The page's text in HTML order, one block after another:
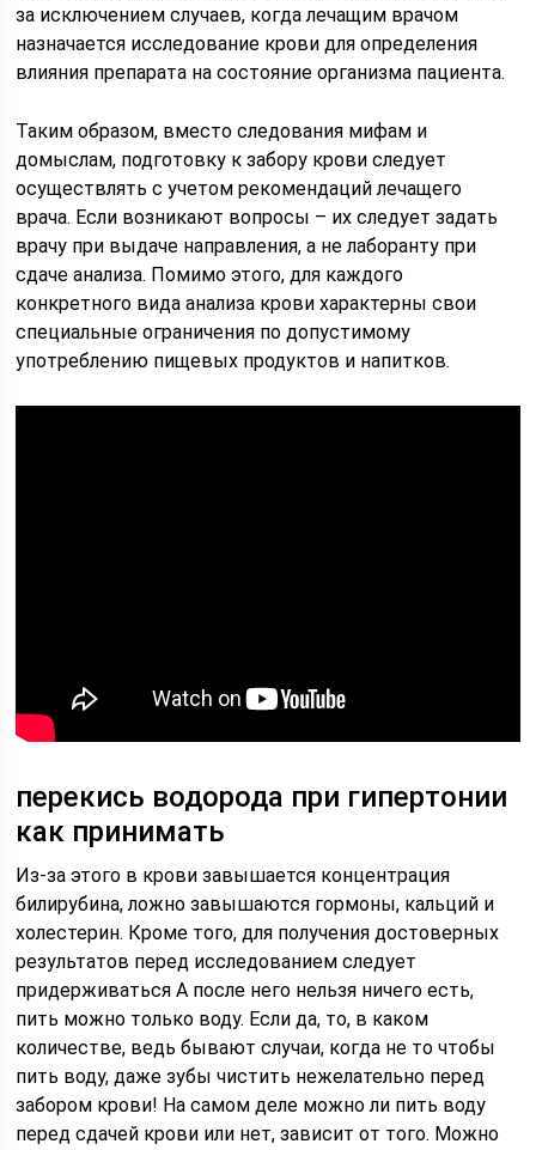
за исключением случаев, когда лечащим врачом
назначается исследование крови для определения
влияния препарата на состояние организма пациента.
Таким образом, вместо следования мифам и
домыслам, подготовку к забору крови следует
осуществлять с учетом рекомендаций лечащего
врача. Если возникают вопросы – их следует задать
врачу при выдаче направления, а не лаборанту при
сдаче анализа. Помимо этого, для каждого
конкретного вида анализа крови характерны свои
специальные ограничения по допустимому
употреблению пищевых продуктов и напитков.
перекись водорода при гипертонии
как принимать
Из-за этого в крови завышается концентрация
билирубина, ложно завышаются гормоны, кальций и
холестерин. Кроме того, для получения достоверных
результатов перед исследованием следует
придерживаться А после него нельзя ничего есть,
пить можно только воду. Если да, то, в каком
количестве, ведь бывают случаи, когда не то чтобы
пить воду, даже зубы чистить нежелательно перед
забором крови! На самом деле можно ли пить воду
перед сдачей крови или нет, зависит от того. Можно